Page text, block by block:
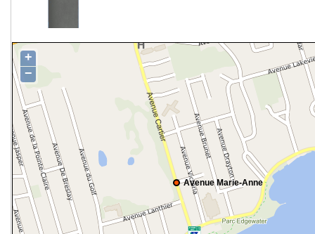
Avenue Marie-Anne
+
−